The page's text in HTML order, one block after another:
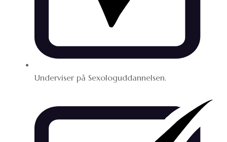
Underviser på Sexologuddannelsen.